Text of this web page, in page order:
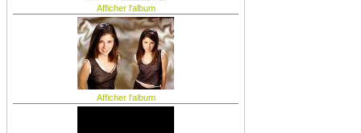
Afficher l'album
Afficher l'album